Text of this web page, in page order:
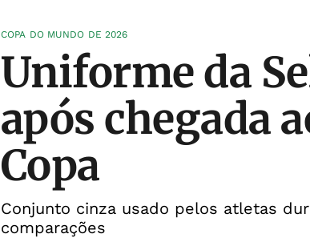
COPA DO MUNDO DE 2026
Uniforme da
após chegada
Copa
Conjunto cinza usado pelos atletas
comparações